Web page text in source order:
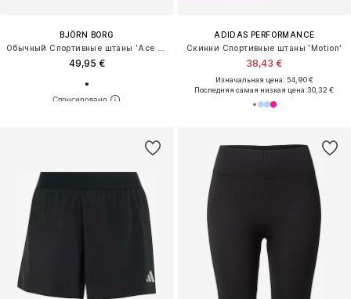
BJÖRN BORG
49,95 €
ADIDAS PERFORMANCE
Скинни Спортивные штаны 'Motion'
38,43 €
Изначальная цена: 54,90 €
Последняя самая низкая цена:30,32 €